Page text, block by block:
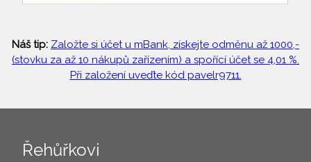
Náš tip: Založte si účet u mBank, získejte odměnu až 1000,-
(stovku za až 10 nákupů zařízením) a spořící účet se 4,01 %.
Při založení uveďte kód pavelr9711.
Řehůřkovi